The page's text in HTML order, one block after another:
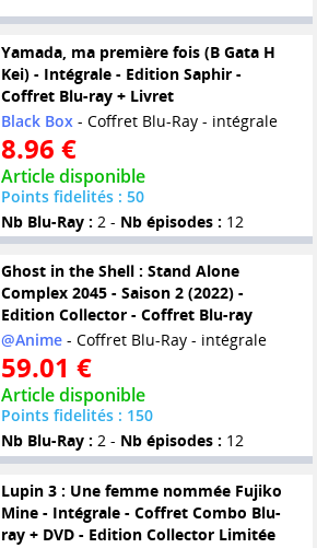
Yamada, ma première fois (B Gata H
Kei) - Intégrale - Edition Saphir -
Coffret Blu-ray + Livret
Black Box - Coffret Blu-Ray - intégrale
8.96 €
Article disponible
Points fidelités : 50
Nb Blu-Ray : 2 - Nb épisodes : 12
Ghost in the Shell : Stand Alone
Complex 2045 - Saison 2 (2022) -
Edition Collector - Coffret Blu-ray
@Anime- Coffret Blu-Ray - intégrale
59.01 €
Article disponible
Points fidelités : 150
Nb Blu-Ray : 2 - Nb épisodes : 12
Lupin 3 : Une femme nommée Fujiko
Mine - Intégrale - Coffret Combo Blu-
ray + DVD - Edition Collector Limitée